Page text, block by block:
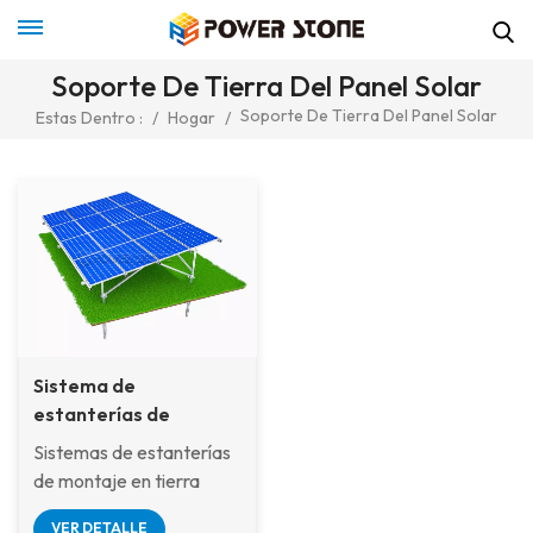
Soporte De Tierra Del Panel Solar
Estas Dentro : / Hogar / Soporte De Tierra Del Panel Solar
Sistema de
estanterías de
montaje en tierra de
aluminio para panel
fotovoltaico
Sistemas de estanterías
de montaje en tierra
solar de Power Stone
VER DETALLE